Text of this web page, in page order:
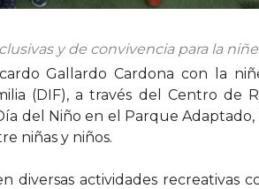
y de convivencia para la
Gallardo Cardona con la
(DIF), a través del Centro de
del Niño en el Parque
niñas y niños.
diversas actividades recreativas